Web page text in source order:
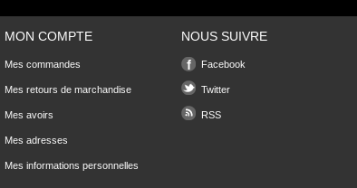
MON COMPTE
Mes commandes
Mes retours de marchandise
Mes avoirs
Mes adresses
Mes informations personnelles
NOUS SUIVRE
Facebook
Twitter
RSS